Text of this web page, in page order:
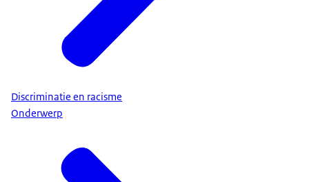
Discriminatie en racisme
Onderwerp